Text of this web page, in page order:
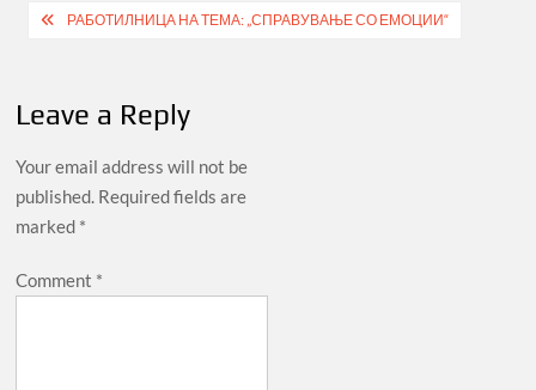
PostРАБОТИЛНИЦА НА ТЕМА: „СПРАВУВАЊЕ СО ЕМОЦИИ“
Leave a Reply
Your email address will not be
published. Required fields are
marked *
Comment *